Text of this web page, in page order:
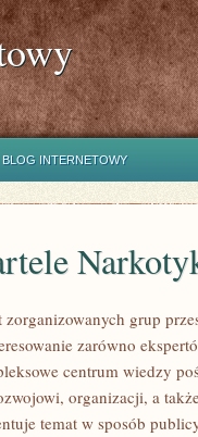
BLOG INTERNETOWY
zorganizowanych grup
zarówno
centrum wiedzy
organizacji, a
temat w sposób